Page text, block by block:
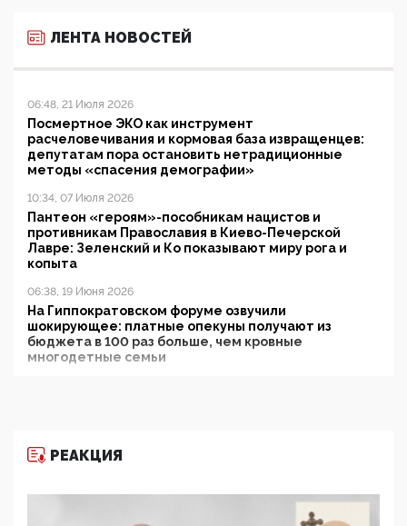
ЛЕНТА НОВОСТЕЙ
06:48, 21 Июля 2026
Посмертное ЭКО как инструмент
расчеловечивания и кормовая база извращенцев:
депутатам пора остановить нетрадиционные
методы «спасения демографии»
10:34, 07 Июля 2026
Пантеон «героям»-пособникам нацистов и
противникам Православия в Киево-Печерской
Лавре: Зеленский и Ко показывают миру рога и
копыта
06:38, 19 Июня 2026
На Гиппократовском форуме озвучили
шокирующее: платные опекуны получают из
бюджета в 100 раз больше, чем кровные
многодетные семьи
11:53, 09 Июня 2026
деятельность ИИТО ЮНЕСКО в России, но
цифроглобалисты продолжают определять
РЕАКЦИЯ